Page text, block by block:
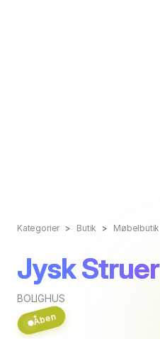
Kategorier Butik Møbelbutik
Jysk Struer
BOLIGHUS
Åben